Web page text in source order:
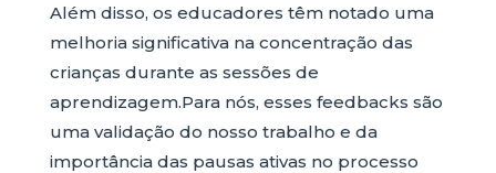
Além disso, os educadores têm notado uma
melhoria significativa na concentração das
crianças durante as sessões de
aprendizagem.Para nós, esses feedbacks são
uma validação do nosso trabalho e da
importância das pausas ativas no processo